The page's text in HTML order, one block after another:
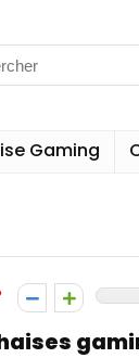
Gaming